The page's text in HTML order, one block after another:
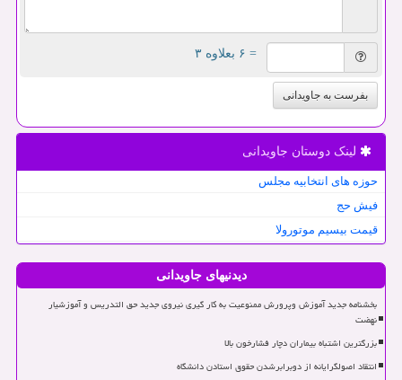
= ۶ بعلاوه ۳
بفرست به جاویدانی
لینک دوستان جاویدانی
حوزه های انتخابیه مجلس
فیش حج
قیمت بیسیم موتورولا
دیدنیهای جاویدانی
بخشنامه جدید آموزش وپرورش ممنوعیت به کار گیری نیروی جدید حق التدریس و آموزشیار
نهضت
بزرگترین اشتباه بیماران دچار فشارخون بالا
انتقاد اصولگرایانه از دوبرابرشدن حقوق استادن دانشگاه